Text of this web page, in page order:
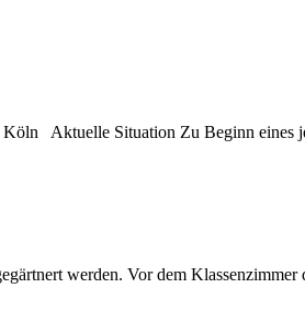
Aktuelle Situation Zu Beginn eines
werden. Vor dem